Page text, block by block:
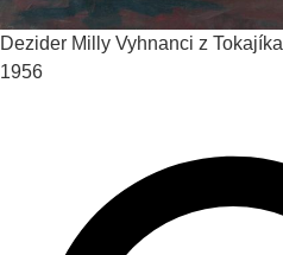
Dezider Milly Vyhnanci z Tokajíka
1956